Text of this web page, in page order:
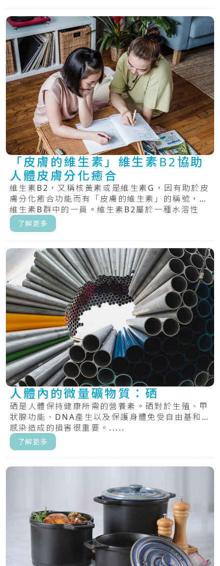
「皮膚的維生素」維生素B2協助
人體皮膚分化癒合
維生素B2，又稱核黃素或是維生素G，因有助於皮
膚分化癒合功能而有「皮膚的維生素」的稱號，為
維生素B群中的一員。維生素B2屬於一種水溶性
維.....
了解更多
人體內的微量礦物質：硒
硒是人體保持健康所需的營養素。硒對於生殖、甲
狀腺功能、DNA產生以及保護身體免受自由基和
感染造成的損害很重要。.....
了解更多